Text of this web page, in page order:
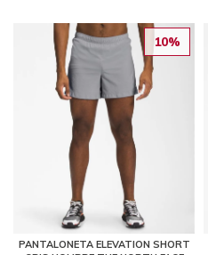
10%
PANTALONETA ELEVATION SHORT